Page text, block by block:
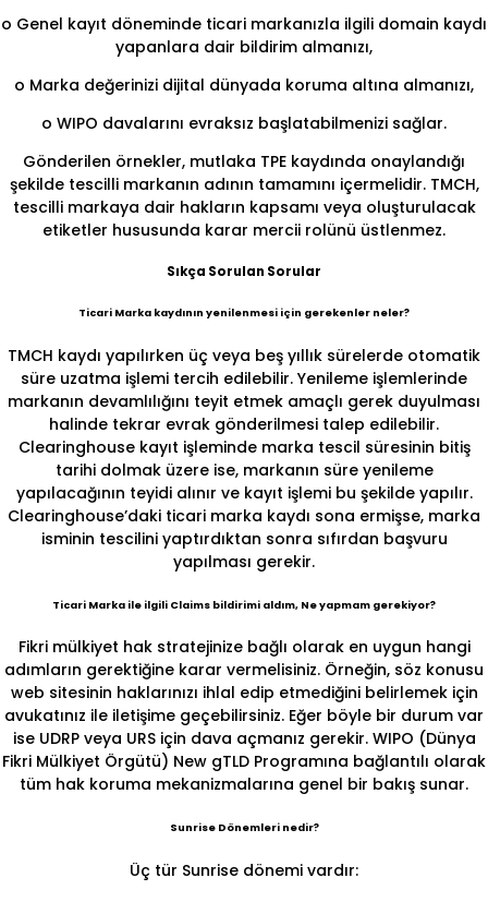
o Genel kayıt döneminde ticari markanızla ilgili domain kaydı
yapanlara dair bildirim almanızı,
o Marka değerinizi dijital dünyada koruma altına almanızı,
o WIPO davalarını evraksız başlatabilmenizi sağlar.
Gönderilen örnekler, mutlaka TPE kaydında onaylandığı
şekilde tescilli markanın adının tamamını içermelidir. TMCH,
tescilli markaya dair hakların kapsamı veya oluşturulacak
etiketler hususunda karar mercii rolünü üstlenmez.
Sıkça Sorulan Sorular
Ticari Marka kaydının yenilenmesi için gerekenler neler?
TMCH kaydı yapılırken üç veya beş yıllık sürelerde otomatik
süre uzatma işlemi tercih edilebilir. Yenileme işlemlerinde
markanın devamlılığını teyit etmek amaçlı gerek duyulması
halinde tekrar evrak gönderilmesi talep edilebilir.
Clearinghouse kayıt işleminde marka tescil süresinin bitiş
tarihi dolmak üzere ise, markanın süre yenileme
yapılacağının teyidi alınır ve kayıt işlemi bu şekilde yapılır.
Clearinghouse’daki ticari marka kaydı sona ermişse, marka
isminin tescilini yaptırdıktan sonra sıfırdan başvuru
yapılması gerekir.
Ticari Marka ile ilgili Claims bildirimi aldım, Ne yapmam gerekiyor?
Fikri mülkiyet hak stratejinize bağlı olarak en uygun hangi
adımların gerektiğine karar vermelisiniz. Örneğin, söz konusu
web sitesinin haklarınızı ihlal edip etmediğini belirlemek için
avukatınız ile iletişime geçebilirsiniz. Eğer böyle bir durum var
ise UDRP veya URS için dava açmanız gerekir. WIPO (Dünya
Fikri Mülkiyet Örgütü) New gTLD Programına bağlantılı olarak
tüm hak koruma mekanizmalarına genel bir bakış sunar.
Sunrise Dönemleri nedir?
Üç tür Sunrise dönemi vardır: